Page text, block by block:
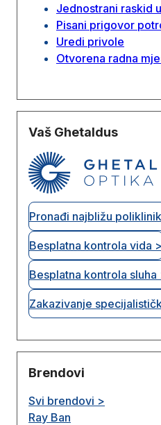
Jednostrani raskid
Pisani prigovor
Uredi privole
Otvorena radna
Vaš Ghetaldus
Pronađi najbližu
Besplatna kontrola vida >
Besplatna kontrola sluha
Zakazivanje
Brendovi
Svi brendovi >
Ray Ban